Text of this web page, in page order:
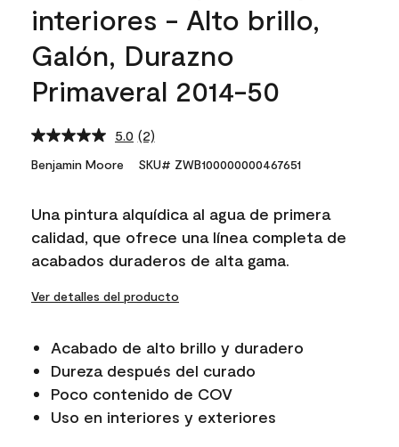
interiores - Alto brillo,
Galón, Durazno
Primaveral 2014-50
5.0 Read
2
Reviews.
link.
(2)
Benjamin Moore SKU# ZWB100000000467651
Una pintura alquídica al agua de primera
calidad, que ofrece una línea completa de
acabados duraderos de alta gama.
Ver detalles del producto
Acabado de alto brillo y duradero
Dureza después del curado
Poco contenido de COV
Uso en interiores y exteriores